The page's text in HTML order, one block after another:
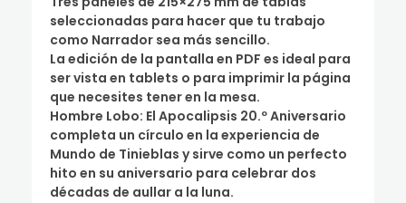
seleccionadas para hacer que tu trabajo
como Narrador sea más sencillo.
La edición de la pantalla en PDF es ideal para
ser vista en tablets o para imprimir la página
que necesites tener en la mesa.
Hombre Lobo: El Apocalipsis 20.º Aniversario
completa un círculo en la experiencia de
Mundo de Tinieblas y sirve como un perfecto
hito en su aniversario para celebrar dos
décadas de aullar a la luna.